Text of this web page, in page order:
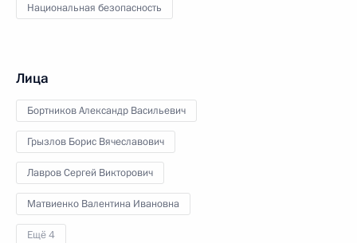
Национальная безопасность
Лица
Бортников Александр Васильевич
Грызлов Борис Вячеславович
Лавров Сергей Викторович
Матвиенко Валентина Ивановна
Ещё 4